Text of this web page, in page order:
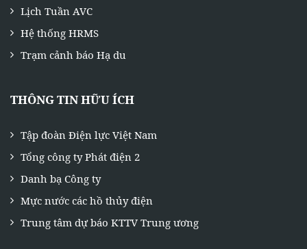
Lịch Tuần AVC
Hệ thống HRMS
Trạm cảnh báo Hạ du
THÔNG TIN HỮU ÍCH
Tập đoàn Điện lực Việt Nam
Tổng công ty Phát điện 2
Danh bạ Công ty
Mực nước các hồ thủy điện
Trung tâm dự báo KTTV Trung ương